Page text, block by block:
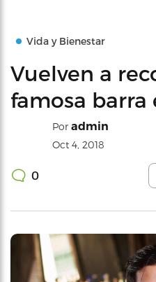
Vida y Bienestar
Vuelven a
famosa barra
Por admin
Oct 4, 2018
0